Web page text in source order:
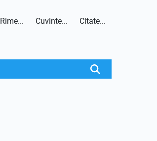
Rime... Cuvinte... Citate...